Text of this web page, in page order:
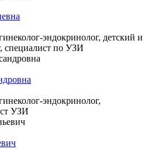
эндокринолог, детский и
специалист по УЗИ
эндокринолог,
УЗИ